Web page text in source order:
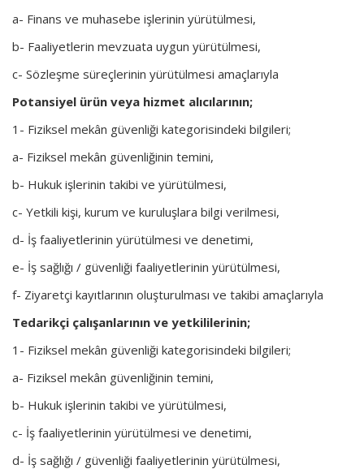
a- Finans ve muhasebe işlerinin yürütülmesi,
b- Faaliyetlerin mevzuata uygun yürütülmesi,
c- Sözleşme süreçlerinin yürütülmesi amaçlarıyla
Potansiyel ürün veya hizmet alıcılarının;
1- Fiziksel mekân güvenliği kategorisindeki bilgileri;
a- Fiziksel mekân güvenliğinin temini,
b- Hukuk işlerinin takibi ve yürütülmesi,
c- Yetkili kişi, kurum ve kuruluşlara bilgi verilmesi,
d- İş faaliyetlerinin yürütülmesi ve denetimi,
e- İş sağlığı / güvenliği faaliyetlerinin yürütülmesi,
f- Ziyaretçi kayıtlarının oluşturulması ve takibi amaçlarıyla
Tedarikçi çalışanlarının ve yetkililerinin;
1- Fiziksel mekân güvenliği kategorisindeki bilgileri;
a- Fiziksel mekân güvenliğinin temini,
b- Hukuk işlerinin takibi ve yürütülmesi,
c- İş faaliyetlerinin yürütülmesi ve denetimi,
d- İş sağlığı / güvenliği faaliyetlerinin yürütülmesi,